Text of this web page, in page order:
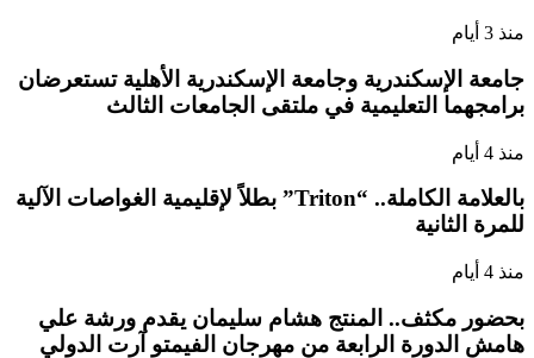
منذ 3 أيام
جامعة الإسكندرية وجامعة الإسكندرية الأهلية تستعرضان
برامجهما التعليمية في ملتقى الجامعات الثالث
منذ 4 أيام
بالعلامة الكاملة.. “Triton” بطلاً لإقليمية الغواصات الآلية
للمرة الثانية
منذ 4 أيام
بحضور مكثف.. المنتج هشام سليمان يقدم ورشة علي
هامش الدورة الرابعة من مهرجان الفيمتو آرت الدولي